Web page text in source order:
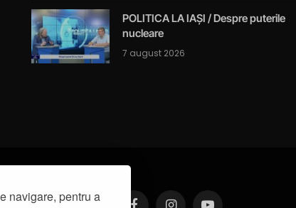
navigare, pentru a
POLITICA LA IAȘI / Despre puterile
nucleare
7 august 2026